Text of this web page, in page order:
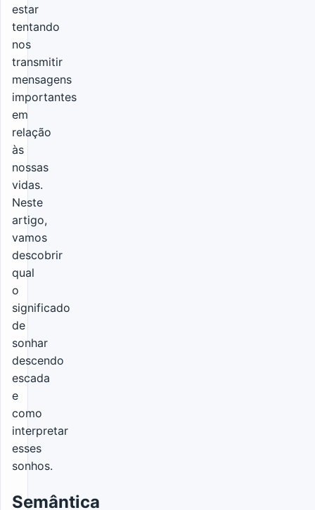
estar
tentando
nos
transmitir
mensagens
importantes
em
relação
às
nossas
vidas.
Neste
artigo,
vamos
descobrir
qual
o
significado
de
sonhar
descendo
escada
e
como
interpretar
esses
sonhos.
Semântica